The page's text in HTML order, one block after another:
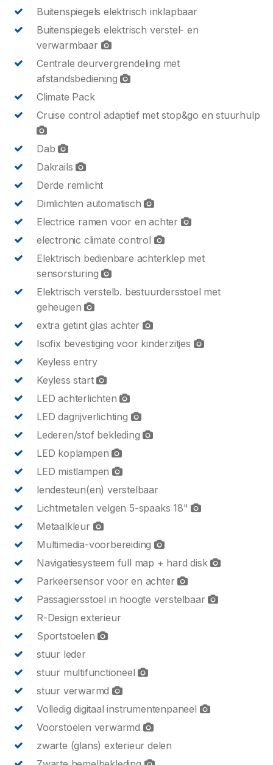
Buitenspiegels elektrisch inklapbaar
Buitenspiegels elektrisch verstel- en
verwarmbaar
Centrale deurvergrendeling met
afstandsbediening
Climate Pack
Cruise control adaptief met stop&go en stuurhulp
Dab
Dakrails
Derde remlicht
Dimlichten automatisch
Electrice ramen voor en achter
electronic climate control
Elektrisch bedienbare achterklep met
sensorsturing
Elektrisch verstelb. bestuurdersstoel met
geheugen
extra getint glas achter
Isofix bevestiging voor kinderzitjes
Keyless entry
Keyless start
LED achterlichten
LED dagrijverlichting
Lederen/stof bekleding
LED koplampen
LED mistlampen
lendesteun(en) verstelbaar
Lichtmetalen velgen 5-spaaks 18"
Metaalkleur
Multimedia-voorbereiding
Navigatiesysteem full map + hard disk
Parkeersensor voor en achter
Passagiersstoel in hoogte verstelbaar
R-Design exterieur
Sportstoelen
stuur leder
stuur multifunctioneel
stuur verwarmd
Volledig digitaal instrumentenpaneel
Voorstoelen verwarmd
zwarte (glans) exterieur delen